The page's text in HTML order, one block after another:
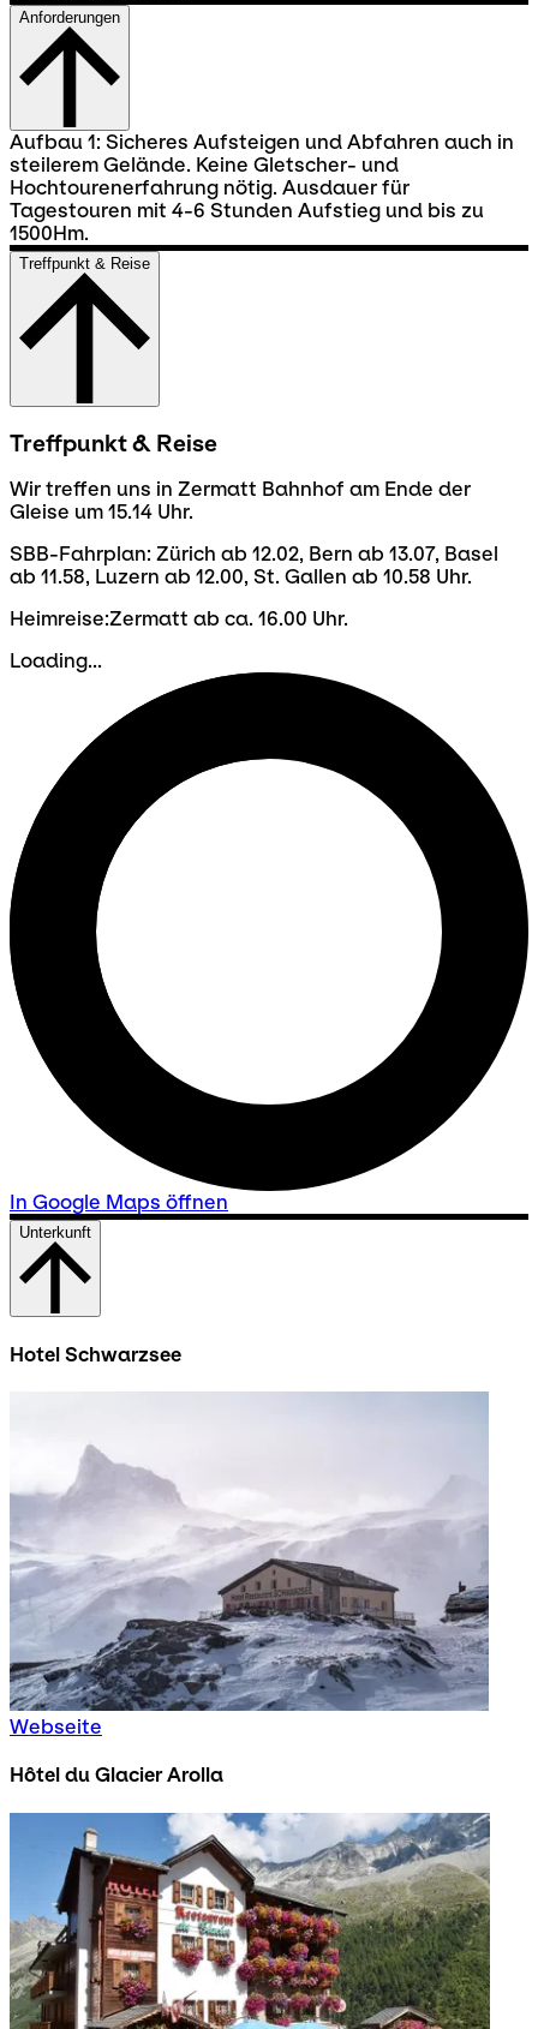
Anforderungen
Aufbau 1: Sicheres Aufsteigen und Abfahren auch in
steilerem Gelände. Keine Gletscher- und
Hochtourenerfahrung nötig. Ausdauer für
Tagestouren mit 4-6 Stunden Aufstieg und bis zu
1500Hm.
Treffpunkt & Reise
Treffpunkt & Reise
Wir treffen uns in Zermatt Bahnhof am Ende der
Gleise um 15.14 Uhr.
SBB-Fahrplan: Zürich ab 12.02, Bern ab 13.07, Basel
ab 11.58, Luzern ab 12.00, St. Gallen ab 10.58 Uhr.
Heimreise:Zermatt ab ca. 16.00 Uhr.
Loading...
In Google Maps öffnen
Unterkunft
Hotel Schwarzsee
Webseite
Hôtel du Glacier Arolla